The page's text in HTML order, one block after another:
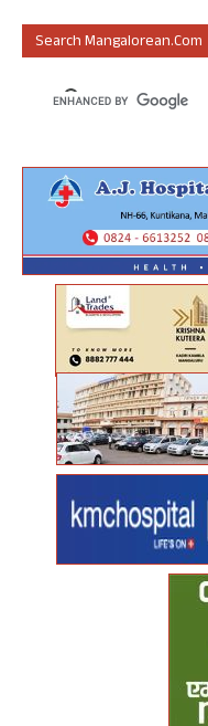
Search Mangalorean.com